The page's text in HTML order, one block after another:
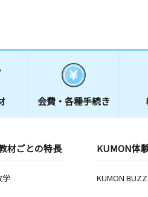
会費・ 各種手続き
材ごとの特長
学
KUMON体
KUMON BUZZ